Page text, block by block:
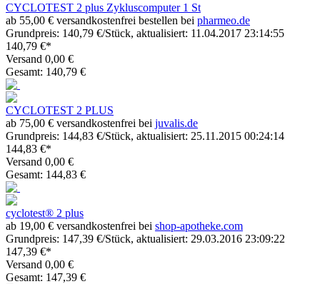
CYCLOTEST 2 plus Zykluscomputer 1 St
ab 55,00 € versandkostenfrei bestellen bei pharmeo.de
Grundpreis: 140,79 €/Stück, aktualisiert: 11.04.2017 23:14:55
140,79 €*
Versand 0,00 €
Gesamt: 140,79 €
CYCLOTEST 2 PLUS
ab 75,00 € versandkostenfrei bei juvalis.de
Grundpreis: 144,83 €/Stück, aktualisiert: 25.11.2015 00:24:14
144,83 €*
Versand 0,00 €
Gesamt: 144,83 €
cyclotest® 2 plus
ab 19,00 € versandkostenfrei bei shop-apotheke.com
Grundpreis: 147,39 €/Stück, aktualisiert: 29.03.2016 23:09:22
147,39 €*
Versand 0,00 €
Gesamt: 147,39 €